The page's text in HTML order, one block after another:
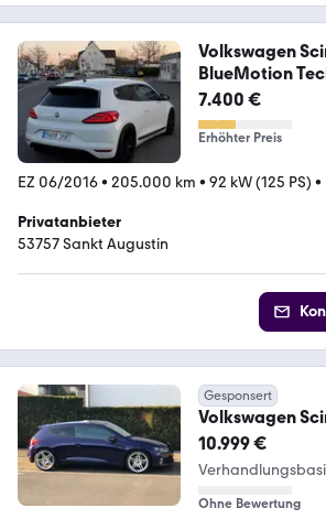
Volkswagen
BlueMotion
7.400 €
Erhöhter Preis
EZ 06/2016• 205.000 km • 92 kW (125 PS) •
Privatanbieter
53757 Sankt Augustin
Gesponsert
Volkswagen
10.999 €
Ohne Bewertung